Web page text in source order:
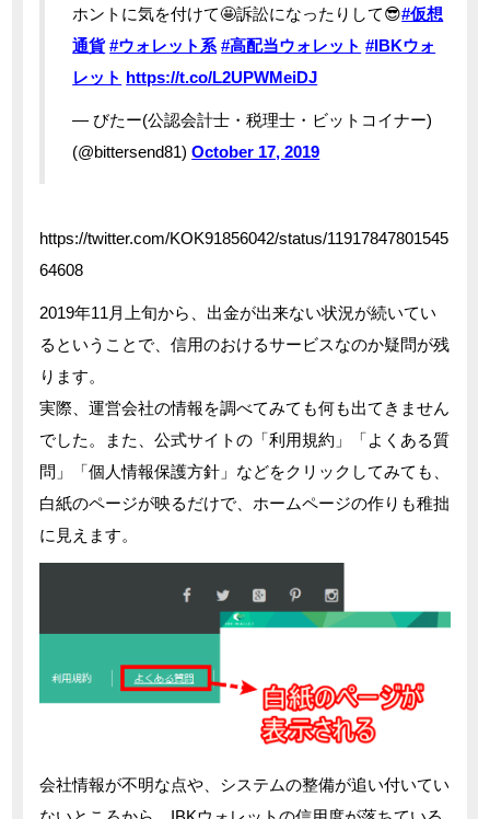
ホントに気を付けて🤩訴訟になったりして😎#仮想
通貨 #ウォレット系 #高配当ウォレット #IBKウォ
レット https://t.co/L2UPWMeiDJ
— びたー(公認会計士・税理士・ビットコイナー)
(@bittersend81)October 17, 2019
https://twitter.com/KOK91856042/status/11917847801545
64608
2019年11月上旬から、出金が出来ない状況が続いてい
るということで、信用のおけるサービスなのか疑問が残
ります。
実際、運営会社の情報を調べてみても何も出てきません
でした。また、公式サイトの「利用規約」「よくある質
問」「個人情報保護方針」などをクリックしてみても、
白紙のページが映るだけで、ホームページの作りも稚拙
に見えます。
会社情報が不明な点や、システムの整備が追い付いてい